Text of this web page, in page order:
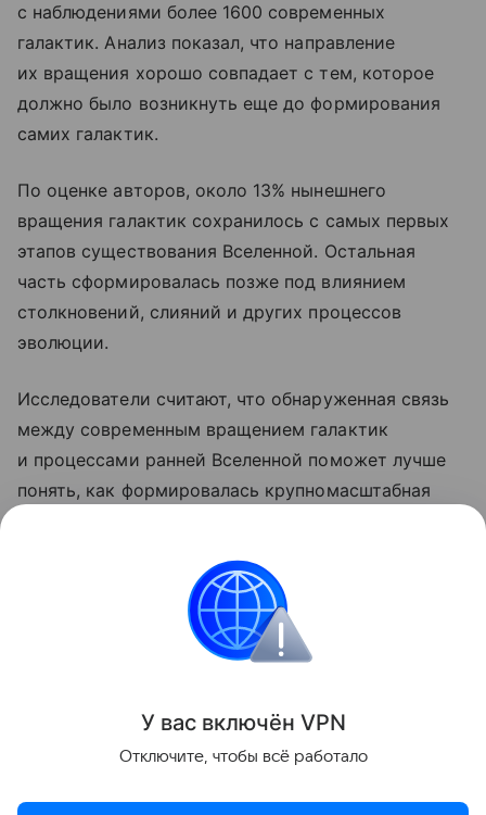
с наблюдениями более 1600 современных
галактик. Анализ показал, что направление
их вращения хорошо совпадает с тем, которое
должно было возникнуть еще до формирования
самих галактик.
По оценке авторов, около 13% нынешнего
вращения галактик сохранилось с самых первых
этапов существования Вселенной. Остальная
часть сформировалась позже под влиянием
столкновений, слияний и других процессов
эволюции.
Исследователи считают, что обнаруженная связь
между современным вращением галактик
и процессами ранней Вселенной поможет лучше
понять, как формировалась крупномасштабная
компонентов Вселенной.
Поделиться
У вас включён VPN
Отключите, чтобы всё работало